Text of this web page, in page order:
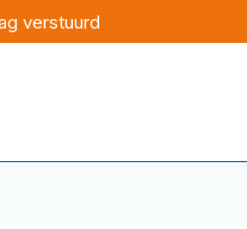
verstuurd